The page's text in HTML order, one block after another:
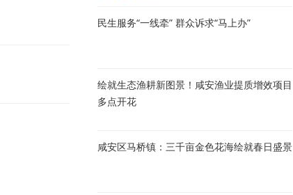
民生服务“一线牵” 群众诉求“马上办”
绘就生态渔耕新图景！咸安渔业提质增效项目
多点开花
咸安区马桥镇：三千亩金色花海绘就春日盛景